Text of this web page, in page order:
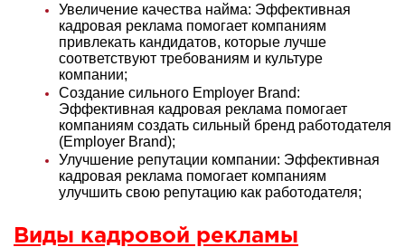
Увеличение качества найма: Эффективная
кадровая реклама помогает компаниям
привлекать кандидатов, которые лучше
соответствуют требованиям и культуре
компании;
Создание сильного Employer Brand:
Эффективная кадровая реклама помогает
компаниям создать сильный бренд работодателя
(Employer Brand);
Улучшение репутации компании: Эффективная
кадровая реклама помогает компаниям
улучшить свою репутацию как работодателя;
Виды кадровой рекламы